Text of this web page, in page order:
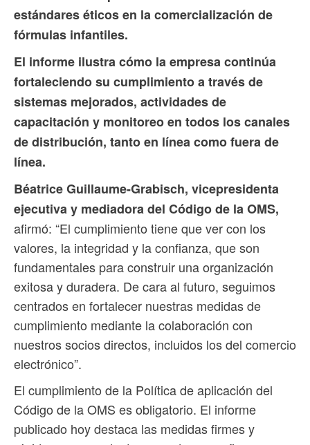
estándares éticos en la comercialización de
fórmulas infantiles.
El informe ilustra cómo la empresa continúa
fortaleciendo su cumplimiento a través de
sistemas mejorados, actividades de
capacitación y monitoreo en todos los canales
de distribución, tanto en línea como fuera de
línea.
Béatrice Guillaume-Grabisch, vicepresidenta
ejecutiva y mediadora del Código de la OMS,
afirmó: “El cumplimiento tiene que ver con los
valores, la integridad y la confianza, que son
fundamentales para construir una organización
exitosa y duradera. De cara al futuro, seguimos
centrados en fortalecer nuestras medidas de
cumplimiento mediante la colaboración con
nuestros socios directos, incluidos los del comercio
electrónico”.
El cumplimiento de la Política de aplicación del
Código de la OMS es obligatorio. El informe
publicado hoy destaca las medidas firmes y